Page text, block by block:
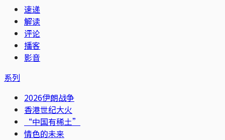
速递
解读
评论
播客
影音
系列
2026伊朗战争
香港世纪大火
“中国有稀土”
情色的未来